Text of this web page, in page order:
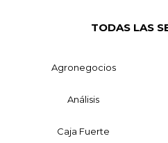
TODAS LAS
Agronegocios
Análisis
Caja Fuerte